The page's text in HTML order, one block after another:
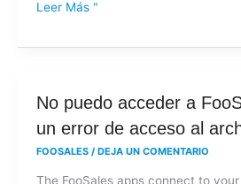
Leer Más "
No puedo acceder a
un error de acceso al
FOOSALES / DEJA UN COMENTARIO
The FooSales apps connect to
No
puedo